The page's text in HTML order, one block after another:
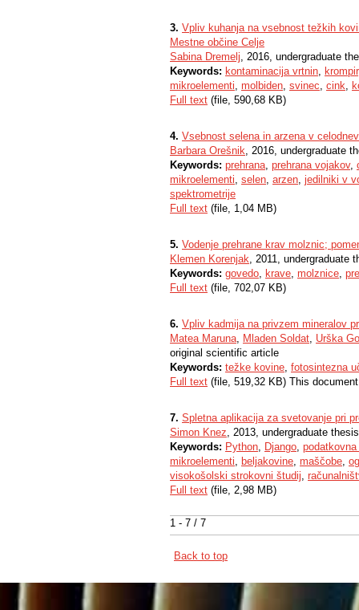
1 - 7 / 7
3. Vpliv kuhanja na vsebnost težkih
Mestne občine Celje
Sabina Dremelj, 2016, undergraduate
Keywords: kontaminacija vrtnin, krompir
mikroelementi, molbiden, svinec, cink,
Full text (file, 590,68 KB)
4. Vsebnost selena in arzena v
Barbara Orešnik, 2016, undergraduate
Keywords: prehrana, prehrana vojakov,
mikroelementi, selen, arzen, jedilniki v
spektrometrije
Full text (file, 1,04 MB)
5. Vodenje prehrane krav molznic;
Klemen Korenjak, 2011, undergraduate
Keywords: govedo, krave, molznice,
Full text (file, 702,07 KB)
6. Vpliv kadmija na privzem mineralov
Matea Maruna, Mladen Soldat, Urška
original scientific article
Keywords: težke kovine, fotosintezna
Full text (file, 519,32 KB) This
7. Spletna aplikacija za svetovanje pri
Simon Knez, 2013, undergraduate thesis
Keywords: Python, Django, podatkovna
mikroelementi, beljakovine, maščobe,
visokošolski strokovni študij,
Full text (file, 2,98 MB)
Back to top